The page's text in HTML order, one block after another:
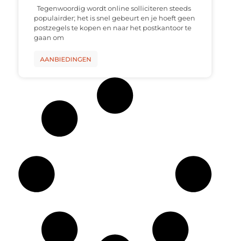
Tegenwoordig wordt online solliciteren steeds
populairder; het is snel gebeurt en je hoeft geen
postzegels te kopen en naar het postkantoor te
gaan om
AANBIEDINGEN